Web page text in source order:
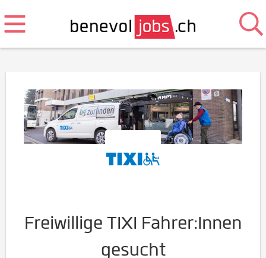
Freiwillige TIXI Fahrer:Innen
gesucht